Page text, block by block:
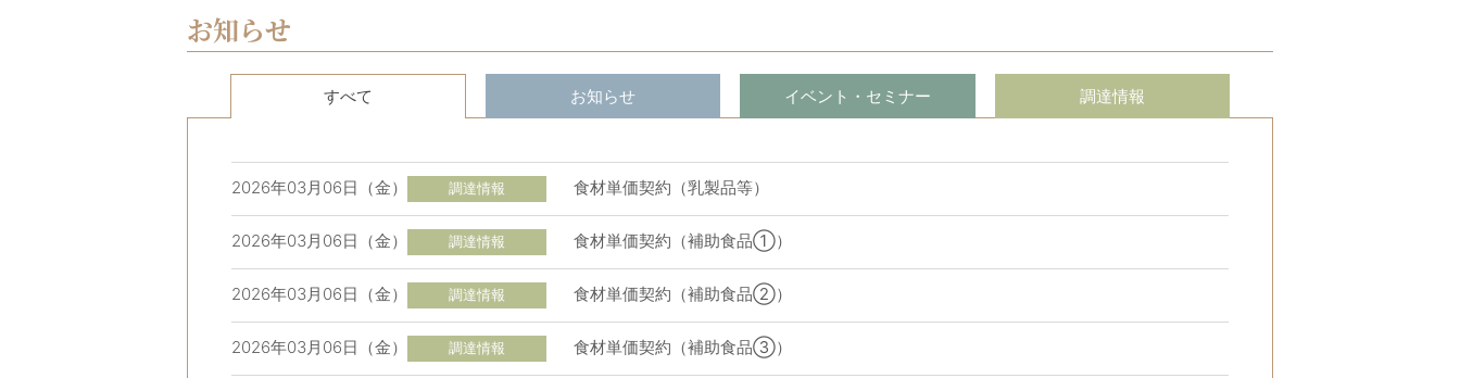
お知らせ
すべて お知らせ イベント・セミナー 調達情報
2026年03月06日（金） 調達情報 食材単価契約（乳製品等）
2026年03月06日（金） 調達情報 食材単価契約（補助食品①）
2026年03月06日（金） 調達情報 食材単価契約（補助食品②）
2026年03月06日（金） 調達情報 食材単価契約（補助食品③）